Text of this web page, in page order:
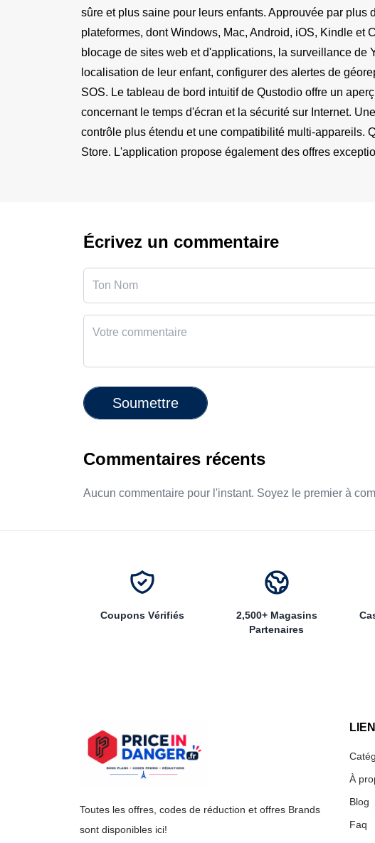
sûre et plus saine pour leurs enfants. Approuvée par
plateformes, dont Windows, Mac, Android, iOS, Kindle
blocage de sites web et d'applications, la surveillance de
localisation de leur enfant, configurer des alertes de
SOS. Le tableau de bord intuitif de Qustodio offre un
concernant le temps d'écran et la sécurité sur Internet.
contrôle plus étendu et une compatibilité multi-appareils.
Store. L'application propose également des offres
Écrivez un commentaire
Soumettre
Commentaires récents
Aucun commentaire pour l'instant. Soyez le premier à
Coupons Vérifiés
2,500+ Magasins
Partenaires
Toutes les offres, codes de réduction et offres Brands
sont disponibles ici!
À
Blog
Faq